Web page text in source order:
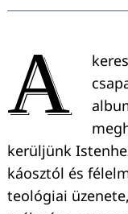
A
kerüljünk
káosztól és
teológiai